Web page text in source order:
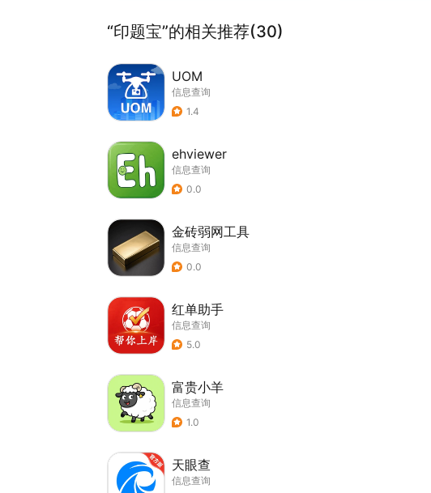
“印题宝”的相关推荐(30)
UOM
信息查询
1.4
ehviewer
信息查询
0.0
金砖弱网工具
信息查询
0.0
红单助手
信息查询
5.0
富贵小羊
信息查询
1.0
天眼查
信息查询